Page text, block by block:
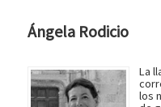
Ángela Rodicio
La
los